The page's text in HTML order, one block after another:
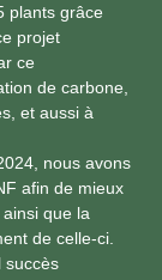
plants grâce
projet
ce
de carbone,
et aussi à
nous avons
afin de mieux
que la
de celle-ci.
succès